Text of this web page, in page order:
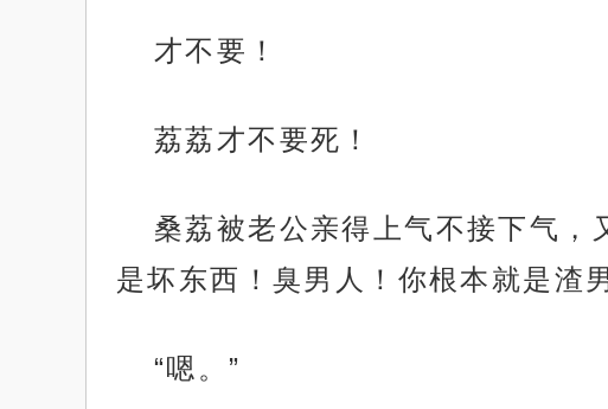
才不要！
荔荔才不要死！
桑荔被老公亲得上气不接下气，
是坏东西！臭男人！你根本就是渣
“嗯。”